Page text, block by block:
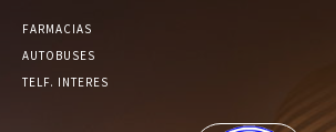
FARMACIAS
AUTOBUSES
TELF. INTERES